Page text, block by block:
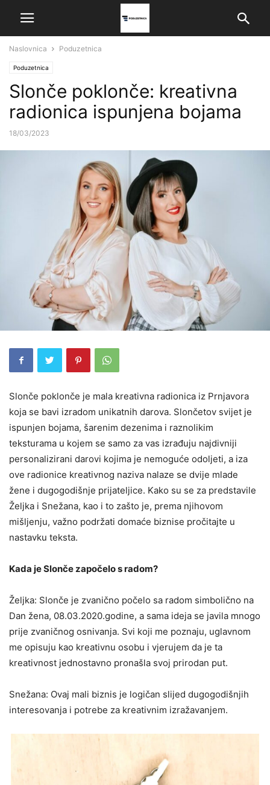
Naslovnica Poduzetnica
Poduzetnica
Slonče poklonče: kreativna
radionica ispunjena bojama
18/03/2023
Slonče poklonče je mala kreativna radionica iz Prnjavora
koja se bavi izradom unikatnih darova. Slončetov svijet je
ispunjen bojama, šarenim dezenima i raznolikim
teksturama u kojem se samo za vas izrađuju najdivniji
personalizirani darovi kojima je nemoguće odoljeti, a iza
ove radionice kreativnog naziva nalaze se dvije mlade
žene i dugogodišnje prijateljice. Kako su se za predstavile
Željka i Snežana, kao i to zašto je, prema njihovom
mišljenju, važno podržati domaće biznise pročitajte u
nastavku teksta.
Kada je Slonče započelo s radom?
Željka: Slonče je zvanično počelo sa radom simbolično na
Dan žena, 08.03.2020.godine, a sama ideja se javila mnogo
prije zvaničnog osnivanja. Svi koji me poznaju, uglavnom
me opisuju kao kreativnu osobu i vjerujem da je ta
kreativnost jednostavno pronašla svoj prirodan put.
Snežana: Ovaj mali biznis je logičan slijed dugogodišnjih
interesovanja i potrebe za kreativnim izražavanjem.